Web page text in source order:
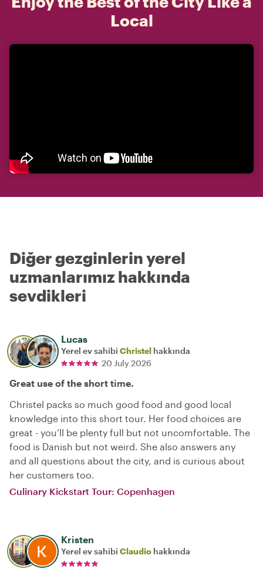
Local
Diğer gezginlerin yerel
uzmanlarımız hakkında
sevdikleri
Lucas
Yerel ev sahibi Christel hakkında
20 July 2026
Great use of the short time.
Christel packs so much good food and good local
knowledge into this short tour. Her food choices are
great - you’ll be plenty full but not uncomfortable. The
food is Danish but not weird. She also answers any
and all questions about the city, and is curious about
her customers too.
Culinary Kickstart Tour: Copenhagen
Kristen
Yerel ev sahibi Claudio hakkında